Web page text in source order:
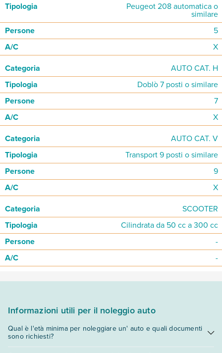
Peugeot 208 automatica o
similare
5
X
AUTO CAT. H
Doblò 7 posti o similare
7
X
AUTO CAT. V
Transport 9 posti o similare
9
X
SCOOTER
Cilindrata da 50 cc a 300 cc
-
-
Informazioni utili per il noleggio auto
Qual è l'età minima per noleggiare un' auto e quali documenti
sono richiesti?